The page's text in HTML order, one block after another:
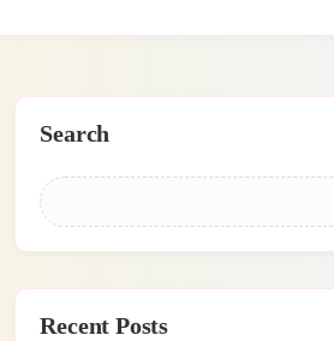
Search
Recent Posts